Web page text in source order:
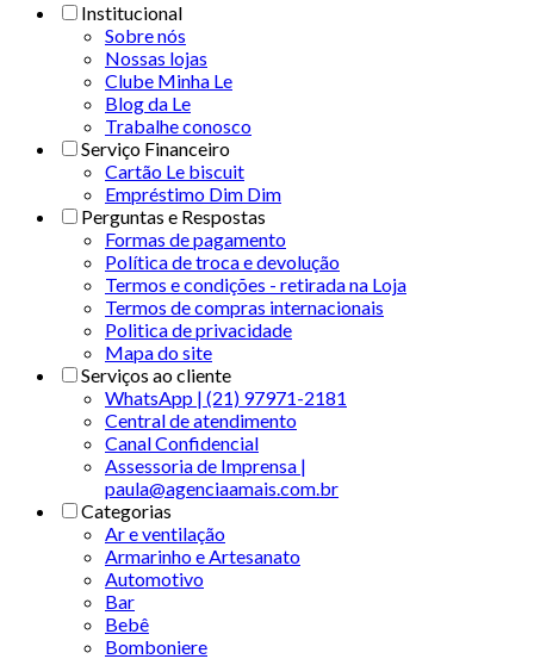
Institucional
Sobre nós
Nossas lojas
Clube Minha Le
Blog da Le
Trabalhe conosco
Serviço Financeiro
Cartão Le biscuit
Empréstimo Dim Dim
Perguntas e Respostas
Formas de pagamento
Política de troca e devolução
Termos e condições - retirada na Loja
Termos de compras internacionais
Politica de privacidade
Mapa do site
Serviços ao cliente
WhatsApp | (21) 97971-2181
Central de atendimento
Canal Confidencial
Assessoria de Imprensa |
paula@agenciaamais.com.br
Categorias
Ar e ventilação
Armarinho e Artesanato
Automotivo
Bar
Bebê
Bomboniere